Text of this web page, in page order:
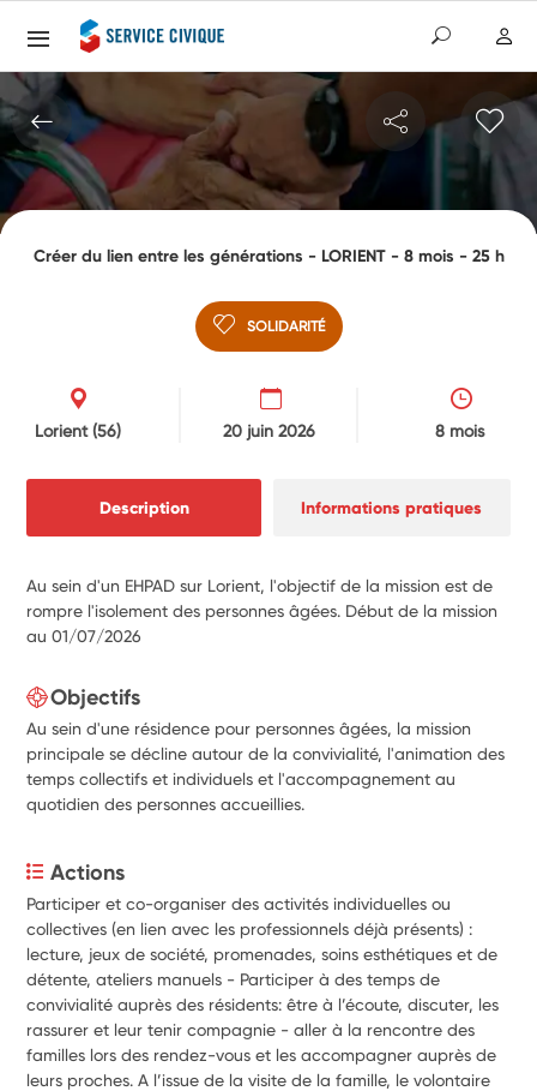
Créer du lien entre les générations - LORIENT - 8 mois - 25 h
SOLIDARITÉ
Lorient(56) 20 juin 2026 8 mois
Description Informations pratiques
Au sein d'un EHPAD sur Lorient, l'objectif de la mission est de
rompre l'isolement des personnes âgées. Début de la mission
au 01/07/2026
Objectifs
Au sein d'une résidence pour personnes âgées, la mission
principale se décline autour de la convivialité, l'animation des
temps collectifs et individuels et l'accompagnement au
quotidien des personnes accueillies.
Actions
Participer et co-organiser des activités individuelles ou
collectives (en lien avec les professionnels déjà présents) :
lecture, jeux de société, promenades, soins esthétiques et de
détente, ateliers manuels - Participer à des temps de
convivialité auprès des résidents: être à l’écoute, discuter, les
rassurer et leur tenir compagnie - aller à la rencontre des
familles lors des rendez-vous et les accompagner auprès de
leurs proches. A l’issue de la visite de la famille, le volontaire